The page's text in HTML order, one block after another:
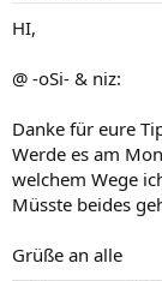
HI,
@ -oSi- & niz:
Danke für eure
Werde es am
welchem Wege
Müsste beides
Grüße an alle